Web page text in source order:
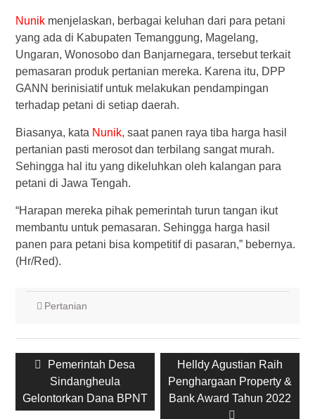
Nunikmenjelaskan, berbagai keluhan dari para petani
yang ada di Kabupaten Temanggung, Magelang,
Ungaran, Wonosobo dan Banjarnegara, tersebut terkait
pemasaran produk pertanian mereka. Karena itu, DPP
GANN berinisiatif untuk melakukan pendampingan
terhadap petani di setiap daerah.
Biasanya, kata Nunik, saat panen raya tiba harga hasil
pertanian pasti merosot dan terbilang sangat murah.
Sehingga hal itu yang dikeluhkan oleh kalangan para
petani di Jawa Tengah.
“Harapan mereka pihak pemerintah turun tangan ikut
membantu untuk pemasaran. Sehingga harga hasil
panen para petani bisa kompetitif di pasaran,” bebernya.
(Hr/Red).
Pertanian
Post
navigation
Previous
post:
Pemerintah Desa
Sindangheula
Gelontorkan Dana BPNT
Next
post:
Helldy Agustian Raih
Penghargaan Property &
Bank Award Tahun 2022